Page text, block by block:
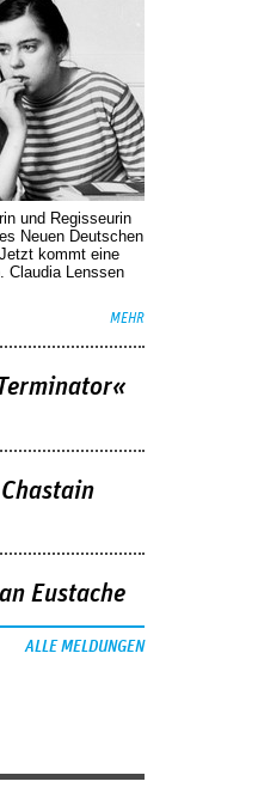
und Regisseurin
Neuen Deutschen
kommt eine
Claudia Lenssen
MEHR
Eustache
ALLE MELDUNGEN